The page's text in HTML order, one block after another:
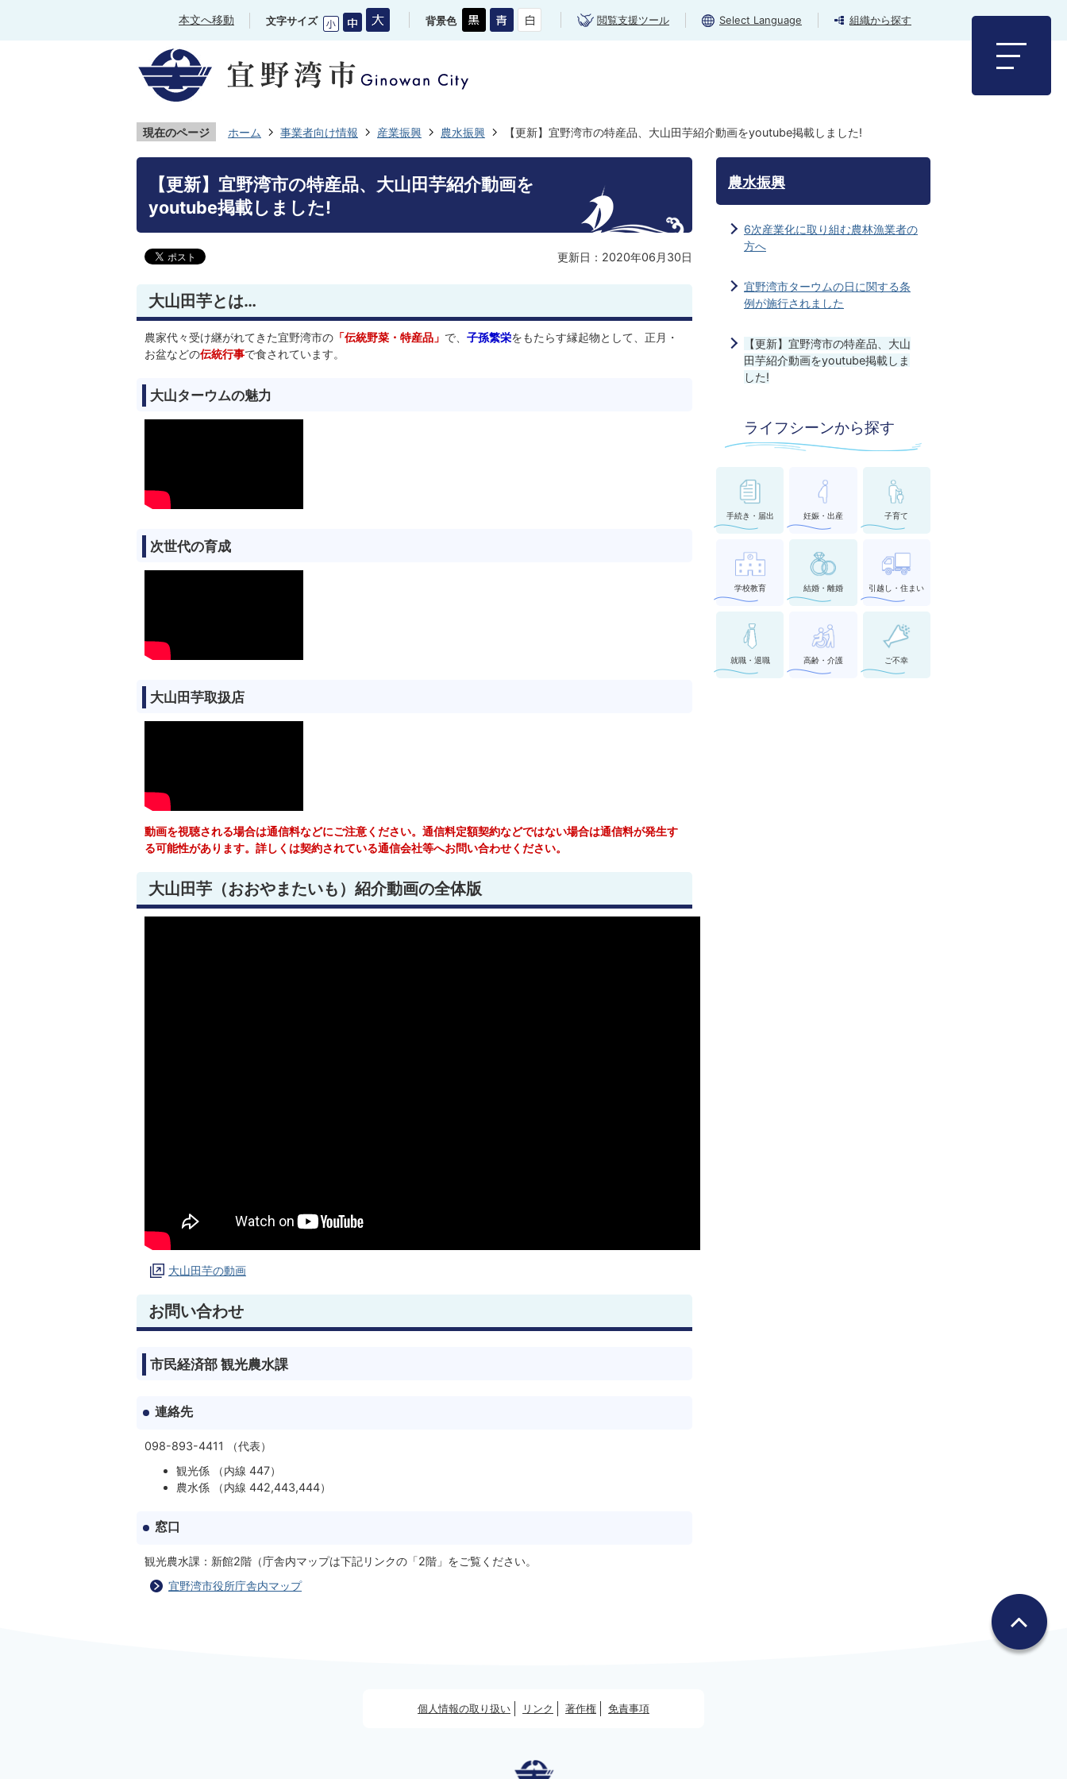
本文へ移動 文字サイズ 背景色 閲覧支援ツール Select Language 組織から探す
現在のページ ホーム 事業者向け情報 産業振興 農水振興 【更新】宜野湾市の特産品、大山田芋紹介動画をyoutube掲載しました!
【更新】宜野湾市の特産品、大山田芋紹介動画を
youtube掲載しました!
更新日：2020年06月30日
大山田芋とは…
農家代々受け継がれてきた宜野湾市の 「伝統野菜・特産品」 で、 子孫繁栄をもたらす縁起物として、正月・
お盆などの伝統行事で食されています。
大山ターウムの魅力
次世代の育成
大山田芋取扱店
動画を視聴される場合は通信料などにご注意ください。通信料定額契約などではない場合は通信料が発生す
る可能性があります。詳しくは契約されている通信会社等へお問い合わせください。
大山田芋（おおやまたいも）紹介動画の全体版
大山田芋の動画
お問い合わせ
市民経済部 観光農水課
連絡先
098-893-4411 （代表）
観光係 （内線 447）
農水係 （内線 442,443,444）
窓口
観光農水課：新館2階（庁舎内マップは下記リンクの「2階」をご覧ください。
宜野湾市役所庁舎内マップ
農水振興
6次産業化に取り組む農林漁業者の
方へ
宜野湾市ターウムの日に関する条
例が施行されました
【更新】宜野湾市の特産品、大山
田芋紹介動画をyoutube掲載しま
した!
ライフシーンから探す
手続き・届出 妊娠・出産 子育て
学校教育 結婚・離婚 引越し・住まい
就職・退職 高齢・介護 ご不幸
個人情報の取り扱い リンク 著作権 免責事項